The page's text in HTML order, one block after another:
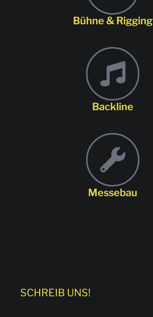
Bühne & Rigging
Backline
Messebau
SCHREIB UNS!